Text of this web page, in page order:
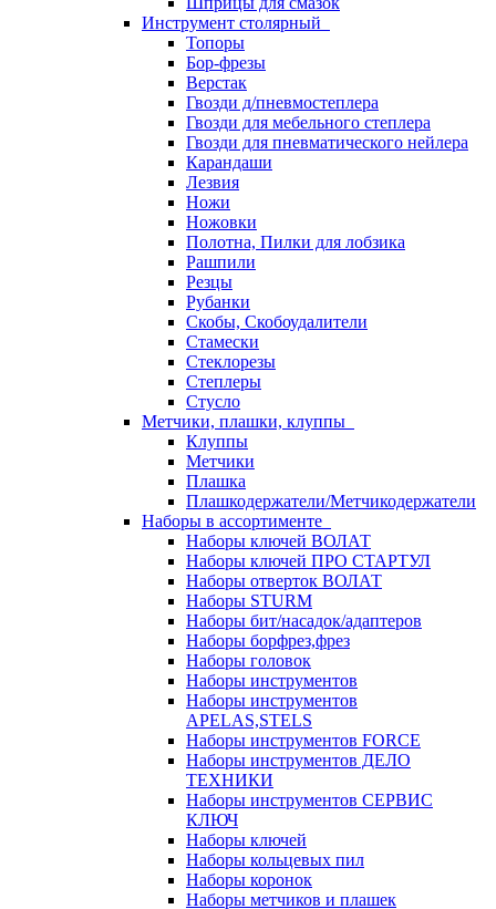
Инструмент столярный
Топоры
Бор-фрезы
Верстак
Гвозди д/пневмостеплера
Гвозди для мебельного степлера
Гвозди для пневматического нейлера
Карандаши
Лезвия
Ножи
Ножовки
Полотна, Пилки для лобзика
Рашпили
Резцы
Рубанки
Скобы, Скобоудалители
Стамески
Стеклорезы
Степлеры
Стусло
Метчики, плашки, клуппы
Клуппы
Метчики
Плашка
Плашкодержатели/Метчикодержатели
Наборы в ассортименте
Наборы ключей ВОЛАТ
Наборы ключей ПРО СТАРТУЛ
Наборы отверток ВОЛАТ
Наборы STURM
Наборы бит/насадок/адаптеров
Наборы борфрез,фрез
Наборы головок
Наборы инструментов
Наборы инструментов
APELAS,STELS
Наборы инструментов FORCE
Наборы инструментов ДЕЛО
ТЕХНИКИ
Наборы инструментов СЕРВИС
КЛЮЧ
Наборы ключей
Наборы кольцевых пил
Наборы коронок
Наборы метчиков и плашек